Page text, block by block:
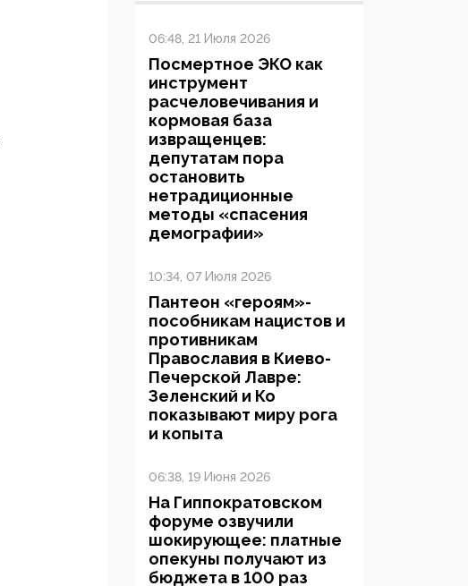
06:48, 21 Июля 2026
Посмертное ЭКО как
инструмент
расчеловечивания и
кормовая база
извращенцев:
депутатам пора
остановить
нетрадиционные
методы «спасения
демографии»
10:34, 07 Июля 2026
Пантеон «героям»-
пособникам нацистов и
противникам
Православия в Киево-
Печерской Лавре:
Зеленский и Ко
показывают миру рога
и копыта
06:38, 19 Июня 2026
На Гиппократовском
форуме озвучили
шокирующее: платные
опекуны получают из
бюджета в 100 раз